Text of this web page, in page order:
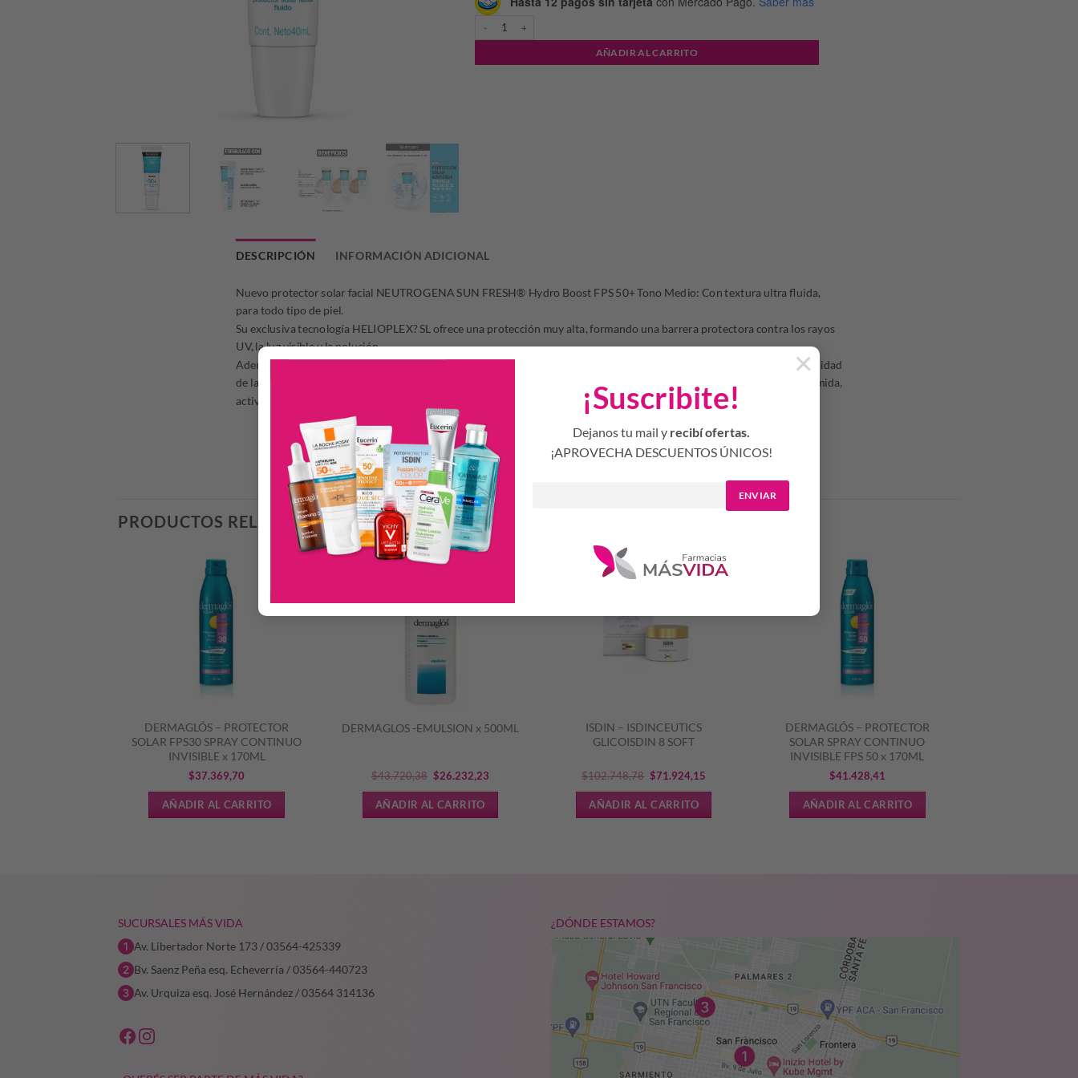
¡Suscribite!
Dejanos tu mail y recibí ofertas.
¡APROVECHA DESCUENTOS ÚNICOS!
ENVIAR
×
NEUTROGENA HB MEDIO FPS50 40ML PRO SOL cantidad
AÑADIR AL CARRITO
DESCRIPCIÓN INFORMACIÓN ADICIONAL
Nuevo protector solar facial NEUTROGENA SUN FRESH® Hydro Boost FPS 50+ Tono Medio: Con textura ultra fluida,
para todo tipo de piel.
Su exclusiva tecnología HELIOPLEX? SL ofrece una protección muy alta, formando una barrera protectora contra los rayos
UV, la luz visible y la polución.
Además, proporciona un Boost antioxidante e hidratante, para revertir los daños causados por el sol y preservar la vitalidad
de la piel. Gracias a componentes como el Ácido Hialurónico, que hidrata profundamente durante 12 horas*, la Niacinamida,
activo aclarador de las manchas causadas por el sol, y Vitaminas C y E, que funcionan como antioxidantes para la piel.
Productos Relacionados
PRODUCTOS RELACIONADOS
DERMAGLÓS – PROTECTOR
SOLAR FPS30 SPRAY CONTINUO
INVISIBLE x 170ML
$37.369,70
AÑADIR AL CARRITO
DERMAGLOS -EMULSION x 500ML
$43.720,38 El
precio
$26.232,23El
precio
AÑADIR AL CARRITO
ISDIN – ISDINCEUTICS
GLICOISDIN 8 SOFT
$102.748,78 El
precio
$71.924,15
precio
AÑADIR AL CARRITO
DERMAGLÓS – PROTECTOR
SOLAR SPRAY CONTINUO
INVISIBLE FPS 50 x 170ML
$41.428,41
AÑADIR AL CARRITO
SUCURSALES MÁS VIDA
Av. Libertador Norte 173 / 03564-425339
Bv. Saenz Peña esq. Echeverría / 03564-440723
Av. Urquiza esq. José Hernández / 03564 314136
¿DÓNDE ESTAMOS?